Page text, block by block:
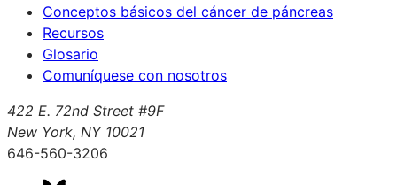
Conceptos básicos del cáncer de páncreas
Recursos
Glosario
Comuníquese con nosotros
422 E. 72nd Street #9F
New York, NY 10021
646-560-3206